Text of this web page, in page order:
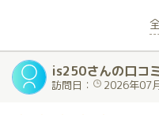
らも、一生懸命、心のこも
お客様に満足していただける
られたことは、デビュー以
is250さんの口コ
訪問日： 2026年07